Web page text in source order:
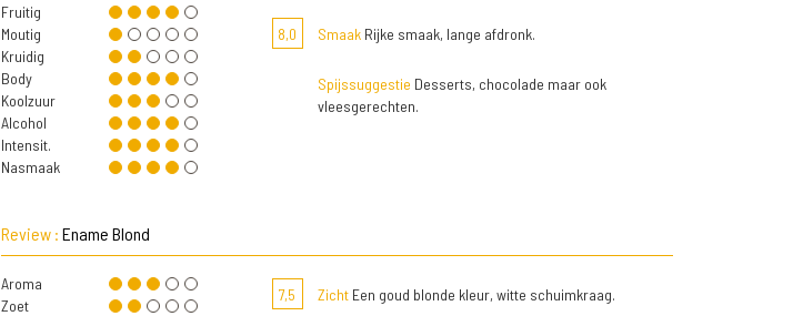
Fruitig
Moutig
Kruidig
Body
Koolzuur
Alcohol
Intensit.
Nasmaak
8,0 SmaakRijke smaak, lange afdronk.
Spijssuggestie Desserts, chocolade maar ook
vleesgerechten.
Review : Ename Blond
Aroma
Zoet
7,5 ZichtEen goud blonde kleur, witte schuimkraag.